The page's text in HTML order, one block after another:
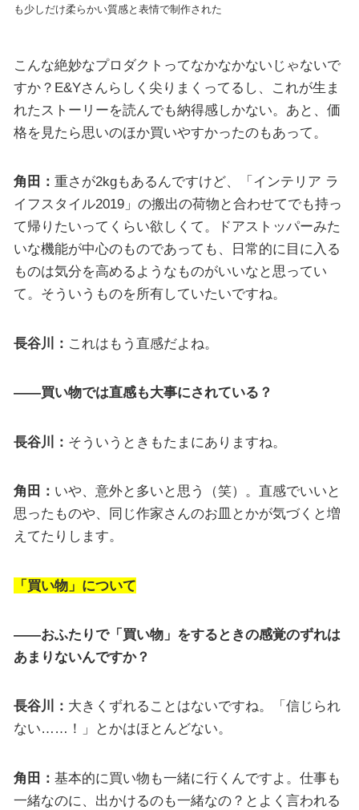
も少しだけ柔らかい質感と表情で制作された
こんな絶妙なプロダクトってなかなかないじゃないで
すか？E&Yさんらしく尖りまくってるし、これが生ま
れたストーリーを読んでも納得感しかない。あと、価
格を見たら思いのほか買いやすかったのもあって。
角田： 重さが2kgもあるんですけど、「インテリア ラ
イフスタイル2019」の搬出の荷物と合わせてでも持っ
て帰りたいってくらい欲しくて。ドアストッパーみた
いな機能が中心のものであっても、日常的に目に入る
ものは気分を高めるようなものがいいなと思ってい
て。そういうものを所有していたいですね。
長谷川： これはもう直感だよね。
——買い物では直感も大事にされている？
長谷川： そういうときもたまにありますね。
角田： いや、意外と多いと思う（笑）。直感でいいと
思ったものや、同じ作家さんのお皿とかが気づくと増
えてたりします。
「買い物」について
——おふたりで「買い物」をするときの感覚のずれは
あまりないんですか？
長谷川： 大きくずれることはないですね。「信じられ
ない……！」とかはほとんどない。
角田： 基本的に買い物も一緒に行くんですよ。仕事も
一緒なのに、出かけるのも一緒なの？とよく言われる